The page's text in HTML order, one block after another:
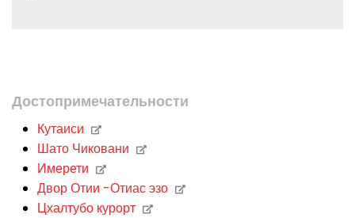
Достопримечательности
Кутаиси
Шато Чиковани
Имерети
Двор Отии -Отиас эзо
Цхалтубо курорт